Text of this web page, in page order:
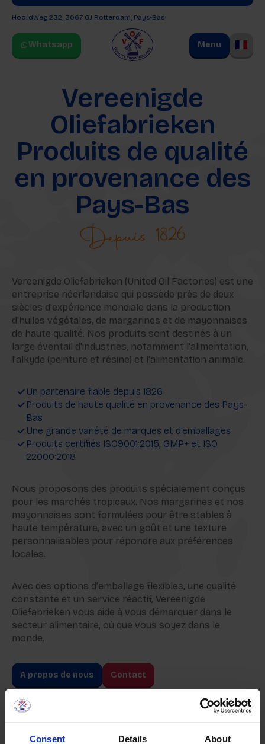
Consent Details About
Hoofdweg 232, 3067 GJ Rotterdam, Pays-Bas
Whatsapp Menu
Vereenigde
Oliefabrieken
Produits de qualité
en provenance des
Pays-Bas
Depuis 1826
Vereenigde Oliefabrieken (United Oil Factories) est une
entreprise néerlandaise qui possède près de deux
siècles d'expérience mondiale dans la production
d'huiles végétales, de margarines et de mayonnaises
de haute qualité. Nos produits sont destinés à un
large éventail d'industries, notamment l'alimentation,
l'alkyde (peinture et résine) et l'alimentation animale.
Un partenaire fiable depuis 1826
Produits de haute qualité en provenance des Pays-
Bas
Une grande variété de marques et d'emballages
Produits certifiés ISO9001:2015, GMP+ et ISO
22000:2018
Nous proposons des produits spécialement conçus
pour les marchés tropicaux. Nos margarines et nos
mayonnaises sont formulées pour être stables à
haute température, avec un goût et une texture
personnalisables pour répondre aux préférences
locales.
Avec des options d'emballage flexibles, une qualité
constante et un service réactif, Vereenigde
Oliefabrieken vous aide à vous démarquer dans le
secteur alimentaire, où que vous soyez dans le
monde.
A propos de nous Contact